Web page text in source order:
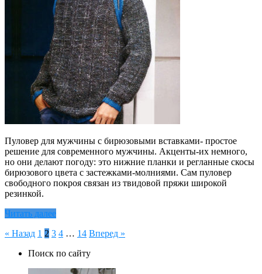
Пуловер для мужчины с бирюзовыми вставками- простое
решение для современного мужчины. Акценты-их немного,
но они делают погоду: это нижние планки и регланные скосы
бирюзового цвета с застежками-молниями. Сам пуловер
свободного покроя связан из твидовой пряжи широкой
резинкой.
Читать далее
Пагинация
записей
« Назад 1 2 3 4 … 14 Вперед »
Поиск по сайту